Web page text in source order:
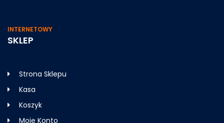
INTERNETOWY
SKLEP
Strona Sklepu
Kasa
Koszyk
Moje Konto